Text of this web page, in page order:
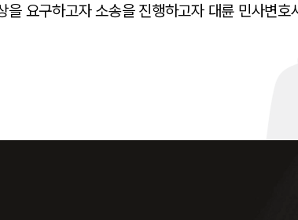
요구하고자 소송을 진행하고자 대륜 민사변호